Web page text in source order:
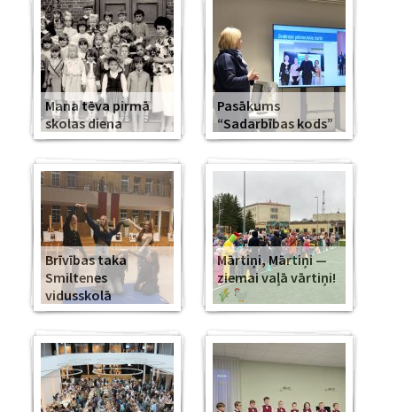
Mana tēva pirmā
skolas diena
Pasākums
“Sadarbības kods”
Brīvības taka
Smiltenes
vidusskolā
Mārtiņi, Mārtiņi —
ziemai vaļā vārtiņi!